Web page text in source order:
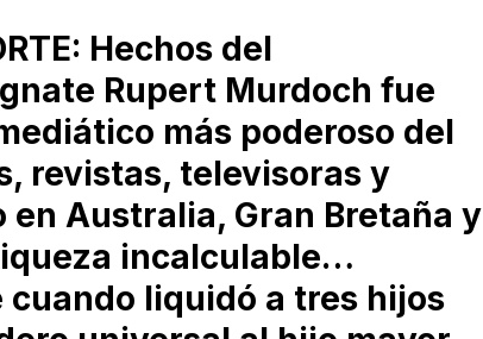
Hechos del
Rupert Murdoch fue
más poderoso del
revistas, televisoras y
en Australia, Gran Bretaña y
incalculable…
liquidó a tres hijos